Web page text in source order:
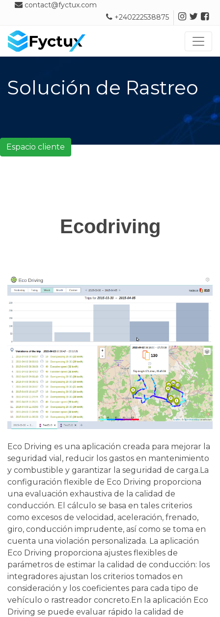
contact@fyctux.com
+240222538875
Solución de Rastreo
Espacio cliente
Ecodriving
Eco Driving es una aplicación creada para mejorar la
seguridad vial, reducir los gastos en mantenimiento
y combustible y garantizar la seguridad de carga.La
configuración flexible de Eco Driving proporciona
una evaluación exhaustiva de la calidad de
conducción. El cálculo se basa en tales criterios
como excesos de velocidad, aceleración, frenado,
giro, conducción imprudente, así como se toma en
cuenta una violación personalizada. La aplicación
Eco Driving proporciona ajustes flexibles de
parámetros de estimar la calidad de conducción: los
integradores ajustan los criterios tomados en
consideración y los coeficientes para cada tipo de
vehículo o rastreador concreto.En la aplicación Eco
Driving se puede evaluar rápido la calidad de